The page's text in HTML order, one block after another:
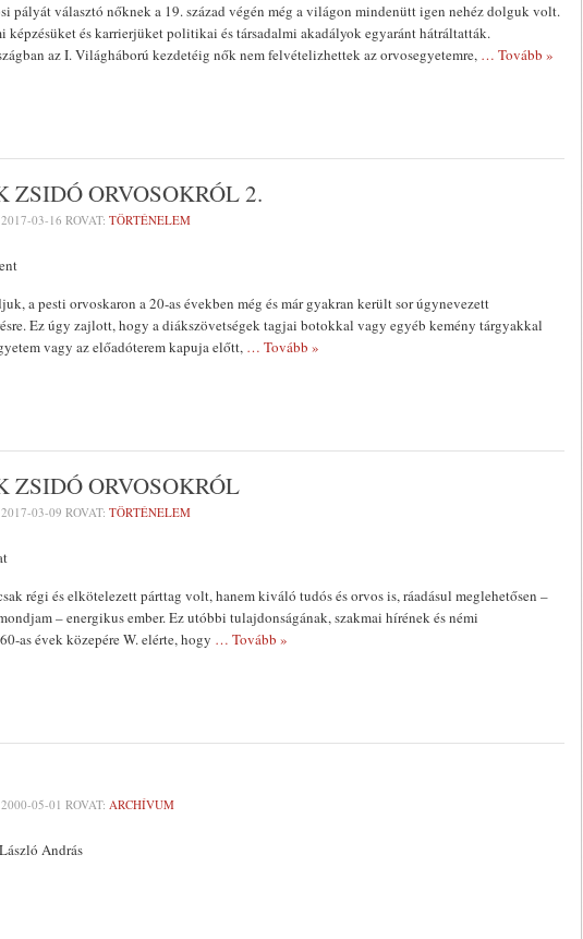
pályát választó nőknek a 19. század végén még a világon mindenütt igen nehéz dolguk volt.
képzésüket és karrierjüket politikai és társadalmi akadályok egyaránt hátráltatták.
az I. Világháború kezdetéig nők nem felvételizhettek az orvosegyetemre, … Tovább »
ZSIDÓ ORVOSOKRÓL 2.
2017-03-16 ROVAT: TÖRTÉNELEM
a pesti orvoskaron a 20-as években még és már gyakran került sor úgynevezett
Ez úgy zajlott, hogy a diákszövetségek tagjai botokkal vagy egyéb kemény tárgyakkal
vagy az előadóterem kapuja előtt, … Tovább »
ZSIDÓ ORVOSOKRÓL
2017-03-09 ROVAT: TÖRTÉNELEM
régi és elkötelezett párttag volt, hanem kiváló tudós és orvos is, ráadásul meglehetősen –
– energikus ember. Ez utóbbi tulajdonságának, szakmai hírének és némi
as évek közepére W. elérte, hogy … Tovább »
2000-05-01 ROVAT: ARCHÍVUM
András